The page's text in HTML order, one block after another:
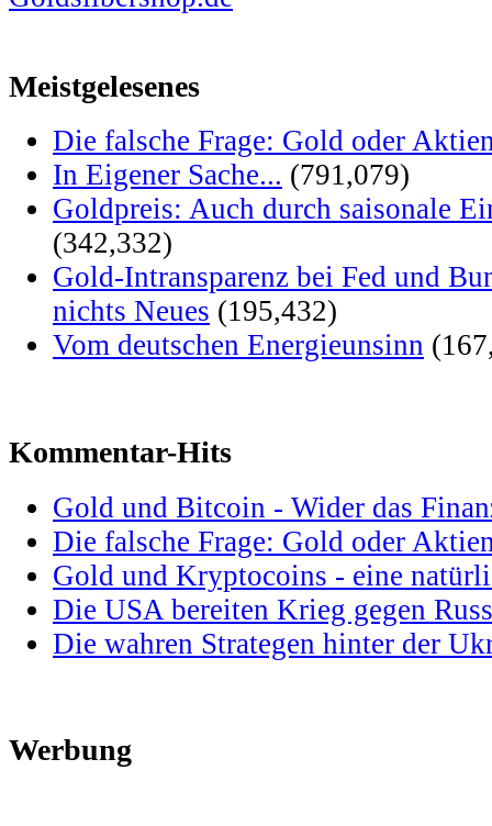
Meistgelesenes
Die falsche Frage: Gold oder
In Eigener Sache... (791,079)
Goldpreis: Auch durch saisonale
(342,332)
Gold-Intransparenz bei Fed und
nichts Neues (195,432)
Vom deutschen Energieunsinn
Kommentar-Hits
Gold und Bitcoin - Wider das
Die falsche Frage: Gold oder
Gold und Kryptocoins - eine
Die USA bereiten Krieg gegen
Die wahren Strategen hinter der
Werbung